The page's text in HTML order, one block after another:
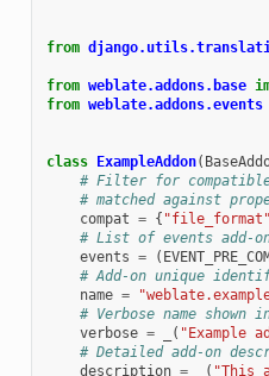
from
from weblate.addons.base
from weblate.addons.events
class ExampleAddon(
# Filter for compatible
# matched against
compat = { "file_format"
# List of events add-
events = (
# Add-on unique
name =
# Verbose name
verbose = ( "Example
# Detailed add-on
description = ( "This